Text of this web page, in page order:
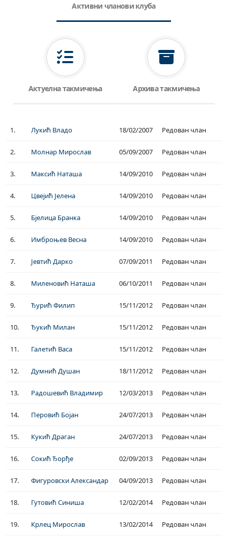
Активни чланови клуба
Актуелна такмичења Архива такмичења
1. Лукић Владо 18/02/2007 Редован члан
2. Молнар Мирослав 05/09/2007 Редован члан
3. Максић Наташа 14/09/2010 Редован члан
4. Цвејић Јелена 14/09/2010 Редован члан
5. Бјелица Бранка 14/09/2010 Редован члан
6. Имброњев Весна 14/09/2010 Редован члан
7. Јевтић Дарко 07/09/2011 Редован члан
8. Миленовић Наташа 06/10/2011 Редован члан
9. Ђурић Филип 15/11/2012 Редован члан
10. Ђукић Милан 15/11/2012 Редован члан
11. Галетић Васа 15/11/2012 Редован члан
12. Думнић Душан 18/11/2012 Редован члан
13. Радошевић Владимир 12/03/2013 Редован члан
14. Перовић Бојан 24/07/2013 Редован члан
15. Кукић Драган 24/07/2013 Редован члан
16. Сокић Ђорђе 02/09/2013 Редован члан
17. Фигуровски Александар 04/09/2013 Редован члан
18. Гутовић Синиша 12/02/2014 Редован члан
19. Крлец Мирослав 13/02/2014 Редован члан